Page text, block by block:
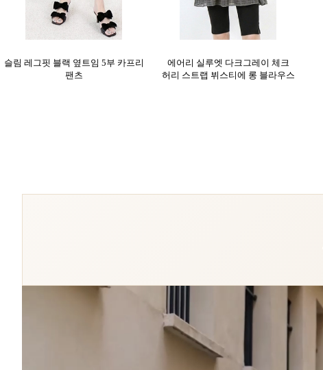
슬림 레그핏 블랙 옆트임 5부 카프리
팬츠
에어리 실루엣 다크그레이 체크
허리 스트랩 뷔스티에 롱 블라우스